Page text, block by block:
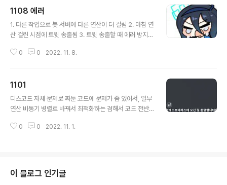
서버였는지도 정확히 모르겠음. 전부 껐다 켰음.)조치사항/
블랙잭 타임아웃으로 게임 정상 진행되지 못한 로그 30건
에 대하여 포인트 원복 조치함.에러2/야추 명령어 실행 도
아리스가 /블랙잭에서 크레딧을 2배로 뺏어감원인어제 작
1108 에러
1. 다른 작업으로 봇 서버에 다른 연산이 더 걸림 2. 마침 연
산 걸린 시점에 트윗 송출됨 3. 트윗 송출할 때 에러 방지를
하나라도 없으면 /몰루트윗 등록 삭제 4. 1에서 연산이 더
0 0 2022. 11. 8.
1101
디스코드 자체 문제로 짜둔 코드에 문제가 좀 있어서, 일부
연산 비동기 병렬로 바꿔서 최적화하는 겸해서 코드 전반
시할 줄은 몰랐음 디자인도 좀 바꿈 당장 출시해도 문제는
0 0 2022. 11. 1.
이 블로그 인기글